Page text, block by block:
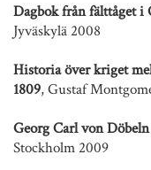
Dagbok från fälttåget i
Jyväskylä 2008
Historia över kriget
1809, Gustaf
Georg Carl von
Stockholm 2009